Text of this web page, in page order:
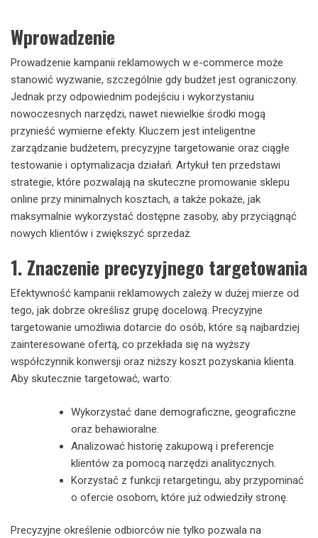
Wprowadzenie
Prowadzenie kampanii reklamowych w e-commerce może
stanowić wyzwanie, szczególnie gdy budżet jest ograniczony.
Jednak przy odpowiednim podejściu i wykorzystaniu
nowoczesnych narzędzi, nawet niewielkie środki mogą
przynieść wymierne efekty. Kluczem jest inteligentne
zarządzanie budżetem, precyzyjne targetowanie oraz ciągłe
testowanie i optymalizacja działań. Artykuł ten przedstawi
strategie, które pozwalają na skuteczne promowanie sklepu
online przy minimalnych kosztach, a także pokaże, jak
maksymalnie wykorzystać dostępne zasoby, aby przyciągnąć
nowych klientów i zwiększyć sprzedaż.
1. Znaczenie precyzyjnego targetowania
Efektywność kampanii reklamowych zależy w dużej mierze od
tego, jak dobrze określisz grupę docelową. Precyzyjne
targetowanie umożliwia dotarcie do osób, które są najbardziej
zainteresowane ofertą, co przekłada się na wyższy
współczynnik konwersji oraz niższy koszt pozyskania klienta.
Aby skutecznie targetować, warto:
Wykorzystać dane demograficzne, geograficzne
oraz behawioralne.
Analizować historię zakupową i preferencje
klientów za pomocą narzędzi analitycznych.
Korzystać z funkcji retargetingu, aby przypominać
o ofercie osobom, które już odwiedziły stronę.
Precyzyjne określenie odbiorców nie tylko pozwala na